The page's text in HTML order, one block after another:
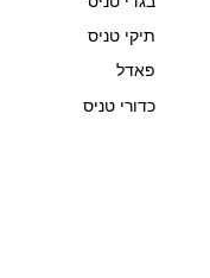
תיקי טניס
פאדל
כדורי טניס